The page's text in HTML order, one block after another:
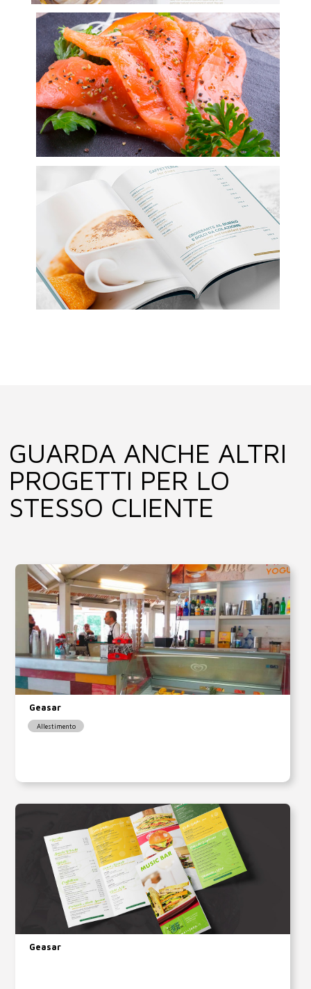
GUARDA ANCHE ALTRI
PROGETTI PER LO
STESSO CLIENTE
Geasar
Allestimento
Geasar